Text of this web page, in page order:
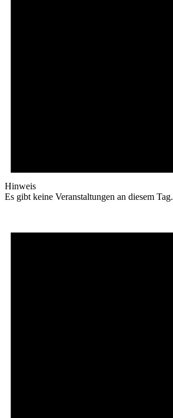
Hinweis
Es gibt keine Veranstaltungen an diesem Tag.